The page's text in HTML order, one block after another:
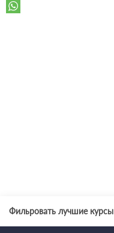
Фильровать лучшие курсы